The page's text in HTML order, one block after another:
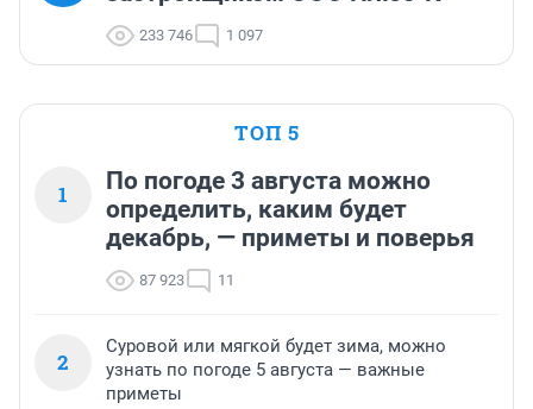
233 746 1 097
ТОП 5
1
По погоде 3 августа можно
определить, каким будет
декабрь, — приметы и поверья
87 923 11
2
Суровой или мягкой будет зима, можно
узнать по погоде 5 августа — важные
приметы